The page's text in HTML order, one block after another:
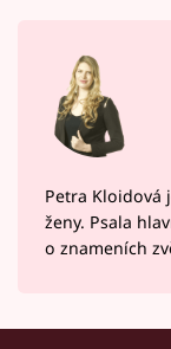
Petra Kloidová
ženy. Psala
o znameních